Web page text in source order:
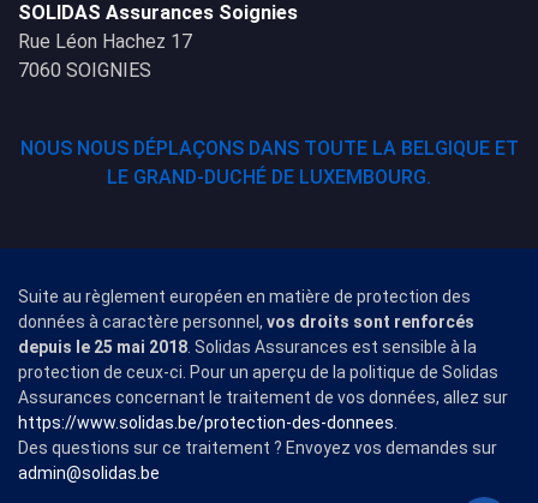
SOLIDAS Assurances Soignies
Rue Léon Hachez 17
7060 SOIGNIES
NOUS NOUS DÉPLAÇONS DANS TOUTE LA BELGIQUE ET
LE GRAND-DUCHÉ DE LUXEMBOURG.
Suite au règlement européen en matière de protection des
données à caractère personnel, vos droits sont renforcés
depuis le 25 mai 2018 . Solidas Assurances est sensible à la
protection de ceux-ci. Pour un aperçu de la politique de Solidas
Assurances concernant le traitement de vos données, allez sur
https://www.solidas.be/protection-des-donnees
Des questions sur ce traitement ? Envoyez vos demandes sur
admin@solidas.be